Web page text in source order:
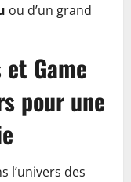
ou d’un grand
Game
pour une
l’univers des